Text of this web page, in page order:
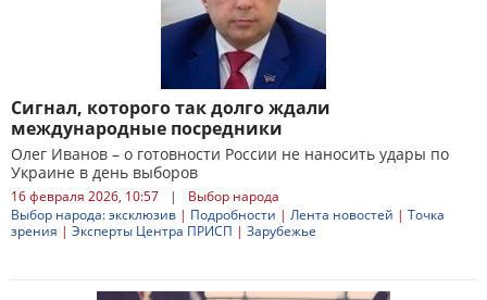
Сигнал, которого так долго ждали
международные посредники
Олег Иванов – о готовности России не наносить удары по
Украине в день выборов
16 февраля 2026, 10:57 |
Выбор народа
Выбор народа: эксклюзив | Подробности | Лента новостей | Точка
зрения | Эксперты Центра ПРИСП | Зарубежье